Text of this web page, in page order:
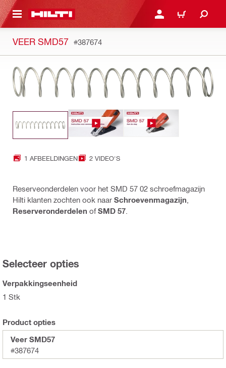
HOOFDINHOUD AANMELDEN OF
WINKELWAGEN
VEER SMD57 #387674
1 AFBEELDINGEN 2 VIDEO'S
Reserveonderdelen voor het SMD 57 02 schroefmagazijn
Hilti klanten zochten ook naar Schroevenmagazijn
Reserveronderdelen ofSMD 57
Selecteer opties
Verpakkingseenheid
1 Stk
Product opties
Veer SMD57
#387674